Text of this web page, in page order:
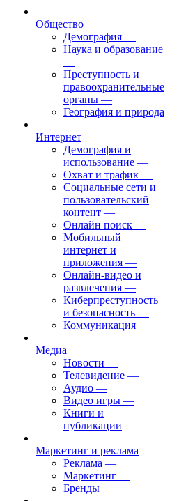
Общество
Демография —
Наука и образование
—
Преступность и
правоохранительные
органы —
География и природа
Интернет
Демография и
использование —
Охват и трафик —
Социальные сети и
пользовательский
контент —
Онлайн поиск —
Мобильный
интернет и
приложения —
Онлайн-видео и
развлечения —
Киберпреступность
и безопасность —
Коммуникация
Медиа
Новости —
Телевидение —
Аудио —
Видео игры —
Книги и
публикации
Маркетинг и реклама
Реклама —
Маркетинг —
Бренды